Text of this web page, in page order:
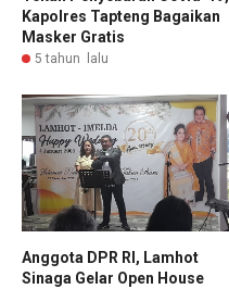
Kapolres Tapteng Bagaikan
Masker Gratis
5 tahun lalu
Anggota DPR RI, Lamhot
Sinaga Gelar Open House